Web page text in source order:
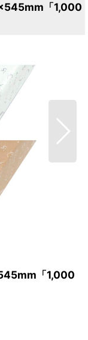
「1,000
「1,000